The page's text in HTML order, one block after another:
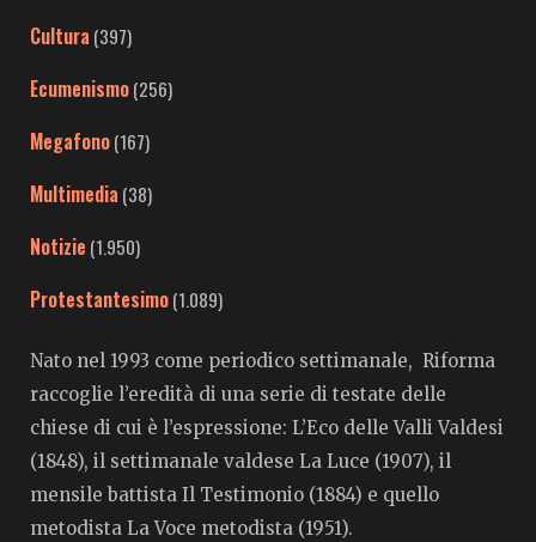
Cultura (397)
Ecumenismo(256)
Megafono(167)
Multimedia (38)
Notizie (1.950)
Protestantesimo(1.089)
Nato nel 1993 come periodico settimanale, Riforma
raccoglie l’eredità di una serie di testate delle
chiese di cui è l’espressione: L’Eco delle Valli Valdesi
(1848), il settimanale valdese La Luce (1907), il
mensile battista Il Testimonio (1884) e quello
metodista La Voce metodista (1951).